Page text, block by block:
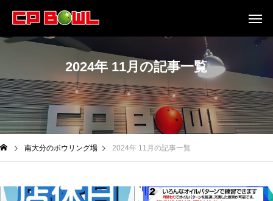
2024年 11月の記事一覧
南大分のボウリング場 2024年 11月の記事一覧